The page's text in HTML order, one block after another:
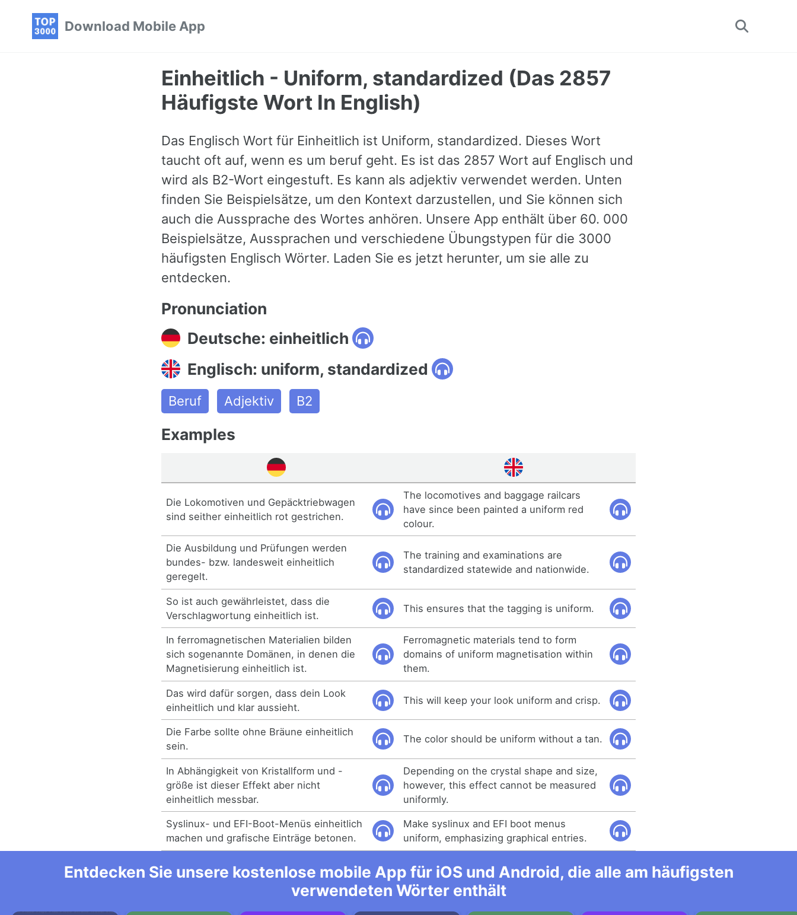
Download Mobile App
Toggle
Einheitlich - Uniform, standardized (Das 2857
Häufigste Wort In English)
Das Englisch Wort für Einheitlich ist Uniform, standardized. Dieses Wort
taucht oft auf, wenn es um beruf geht. Es ist das 2857 Wort auf Englisch und
wird als B2-Wort eingestuft. Es kann als adjektiv verwendet werden. Unten
finden Sie Beispielsätze, um den Kontext darzustellen, und Sie können sich
auch die Aussprache des Wortes anhören. Unsere App enthält über 60. 000
Beispielsätze, Aussprachen und verschiedene Übungstypen für die 3000
häufigsten Englisch Wörter. Laden Sie es jetzt herunter, um sie alle zu
entdecken.
Pronunciation
Deutsche: einheitlich
Englisch: uniform, standardized
Beruf Adjektiv B2
Examples
Die Lokomotiven und Gepäcktriebwagen
sind seither einheitlich rot gestrichen.
The locomotives and baggage railcars
have since been painted a uniform red
colour.
Die Ausbildung und Prüfungen werden
bundes- bzw. landesweit einheitlich
geregelt.
The training and examinations are
standardized statewide and nationwide.
So ist auch gewährleistet, dass die
Verschlagwortung einheitlich ist.
This ensures that the tagging is uniform.
In ferromagnetischen Materialien bilden
sich sogenannte Domänen, in denen die
Magnetisierung einheitlich ist.
Ferromagnetic materials tend to form
domains of uniform magnetisation within
them.
Das wird dafür sorgen, dass dein Look
einheitlich und klar aussieht.
This will keep your look uniform and crisp.
Die Farbe sollte ohne Bräune einheitlich
sein.
The color should be uniform without a tan.
In Abhängigkeit von Kristallform und -
größe ist dieser Effekt aber nicht
einheitlich messbar.
Depending on the crystal shape and size,
however, this effect cannot be measured
uniformly.
Syslinux- und EFI-Boot-Menüs einheitlich
machen und grafische Einträge betonen.
Make syslinux and EFI boot menus
uniform, emphasizing graphical entries.
Entdecken Sie unsere kostenlose mobile App für iOS und Android, die alle am häufigsten
verwendeten Wörter enthält